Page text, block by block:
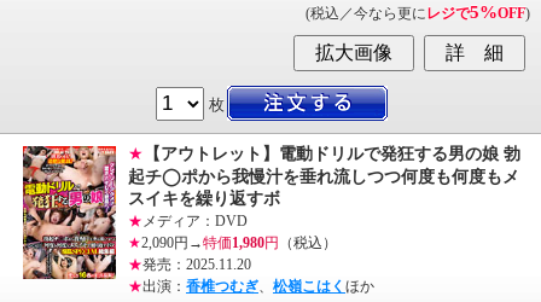
(税込／今なら更に レジで5%OFF)
枚
★ 【アウトレット】電動ドリルで発狂する男の娘 勃
起チ◯ポから我慢汁を垂れ流しつつ何度も何度もメ
スイキを繰り返すボ
★ メディア：DVD
★2,090円→特価1,980円
（税込）
★発売：2025.11.20
★出演： 香椎つむぎ、 松嶺こはく ほか